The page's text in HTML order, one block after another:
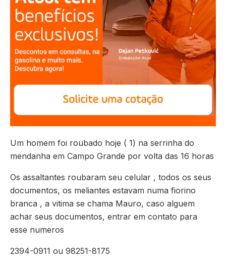
Um homem foi roubado hoje ( 1) na serrinha do
mendanha em Campo Grande por volta das 16 horas
Os assaltantes roubaram seu celular , todos os seus
documentos, os meliantes estavam numa fiorino
branca , a vitima se chama Mauro, caso alguem
achar seus documentos, entrar em contato para
esse numeros
2394-0911 ou 98251-8175